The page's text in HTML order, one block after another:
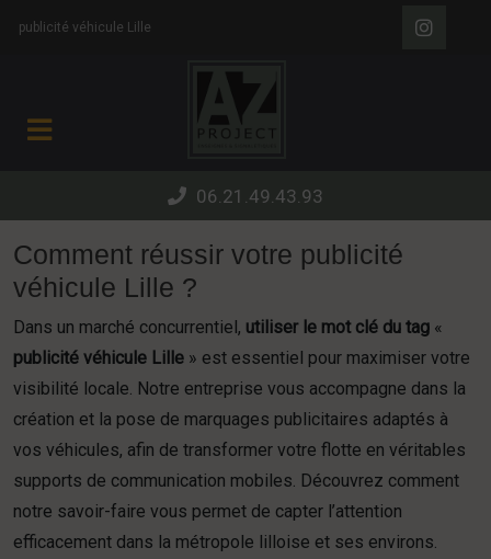
publicité véhicule Lille
06.21.49.43.93
Comment réussir votre publicité
véhicule Lille ?
Dans un marché concurrentiel, utiliser le mot clé du tag «
publicité véhicule Lille » est essentiel pour maximiser votre
visibilité locale. Notre entreprise vous accompagne dans la
création et la pose de marquages publicitaires adaptés à
vos véhicules, afin de transformer votre flotte en véritables
supports de communication mobiles. Découvrez comment
notre savoir-faire vous permet de capter l’attention
efficacement dans la métropole lilloise et ses environs.